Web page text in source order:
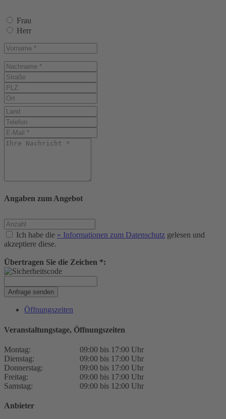
Frau
Herr
Angaben zum Angebot
Ich habe die » Informationen zum Datenschutz gelesen und
akzeptiere diese.
Übertragen Sie die Zeichen *:
Anfrage senden
Öffnungszeiten
Veranstaltungstage, Öffnungszeiten
Montag:
09:00 bis 17:00 Uhr
Dienstag:
09:00 bis 17:00 Uhr
Donnerstag:
09:00 bis 17:00 Uhr
Freitag:
09:00 bis 17:00 Uhr
Samstag:
09:00 bis 12:00 Uhr
Anbieter